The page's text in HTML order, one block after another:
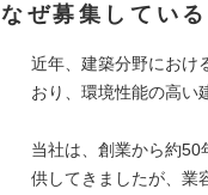
なぜ募集してい
近年、建築分野におけ
おり、環境性能の高い
当社は、創業から約
供してきましたが、業